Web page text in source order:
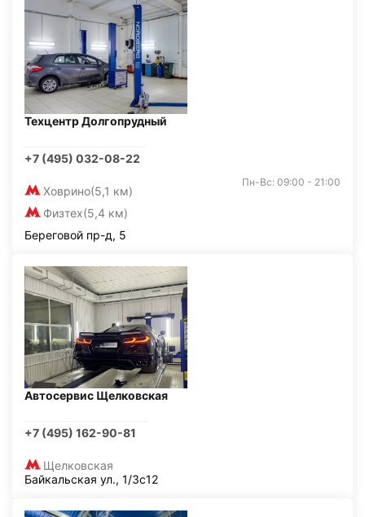
Техцентр Долгопрудный
+7 (495) 032-08-22
Ховрино(5,1 км)
Физтех(5,4 км)
Пн-Вс: 09:00 - 21:00
Береговой пр-д, 5
Автосервис Щелковская
+7 (495) 162-90-81
Щелковская
Байкальская ул., 1/3с12